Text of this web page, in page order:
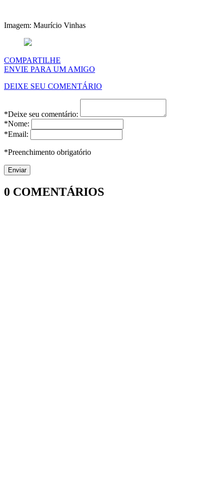
Imagem: Maurício Vinhas
COMPARTILHE
ENVIE PARA UM AMIGO
DEIXE SEU COMENTÁRIO
*Deixe seu comentário:
*Nome:
*Email:
*Preenchimento obrigatório
0 COMENTÁRIOS